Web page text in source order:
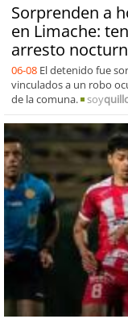
Sorprenden a
en Limache:
arresto
06-08 El detenido fue
vinculados a un robo
de la comuna.
soy